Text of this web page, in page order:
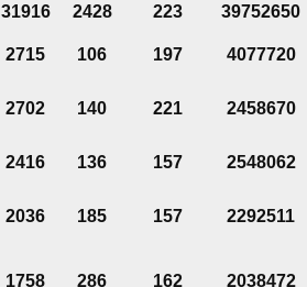
31916 2428 223
39752650
2715 106 197 4077720
2702 140 221 2458670
2416 136 157 2548062
2036 185 157 2292511
1758 286 162 2038472